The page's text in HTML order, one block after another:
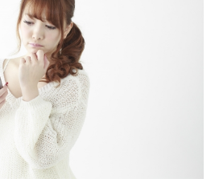
る！
お
す
す
め
の
大
阪
キ
ャ